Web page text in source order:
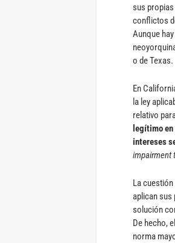
sus
conflictos
Aunque
o de Texas.
En
la ley
relativo
legítimo
intereses
impairment
La
aplican sus
solución
De hecho, el
norma